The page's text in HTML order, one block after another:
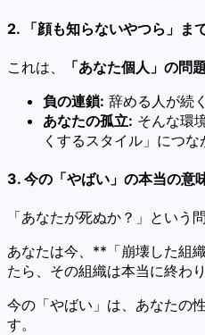
2. 「顔も知らないやつら」ま
これは、 「あなた個人」の問
負の連鎖: 辞める人が続
あなたの孤立: そんな環
くするスタイル」につな
3. 今の「やばい」の本当の意
「あなたが死ぬか？」という
あなたは今、**「崩壊した組
たら、その組織は本当に終わり
今の「やばい」は、あなたの
す。